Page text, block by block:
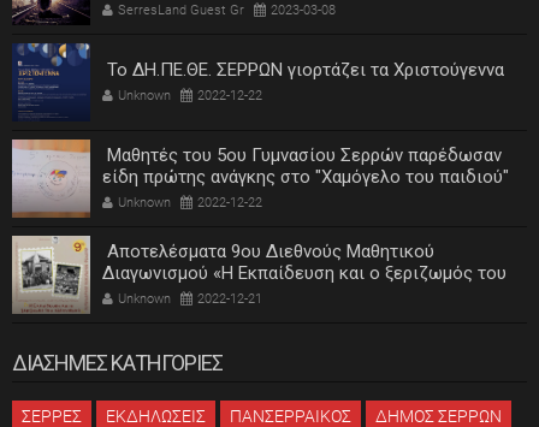
SerresLand Guest Gr 2023-03-08
Το ΔΗ.ΠΕ.ΘΕ. ΣΕΡΡΩΝ γιορτάζει τα Χριστούγεννα
Unknown 2022-12-22
Μαθητές του 5ου Γυμνασίου Σερρών παρέδωσαν
είδη πρώτης ανάγκης στο "Χαμόγελο του παιδιού"
Unknown 2022-12-22
Αποτελέσματα 9ου Διεθνούς Μαθητικού
Διαγωνισμού «Η Εκπαίδευση και ο ξεριζωμός του
ελληνισμού»
Unknown 2022-12-21
ΔΙΑΣΗΜΕΣ ΚΑΤΗΓΟΡΙΕΣ
ΣΕΡΡΕΣ ΕΚΔΗΛΩΣΕΙΣ ΠΑΝΣΕΡΡΑΙΚΟΣ
ΔΗΜΟΣ ΣΕΡΡΩΝ